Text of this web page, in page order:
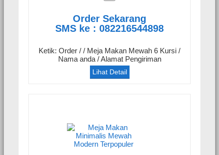
Order Sekarang
SMS ke : 082216544898
Ketik: Order / / Meja Makan Mewah 6 Kursi /
Nama anda / Alamat Pengiriman
Lihat Detail